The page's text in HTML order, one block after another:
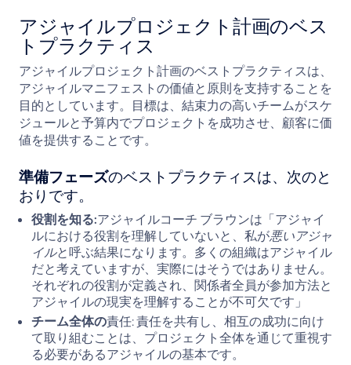
アジャイルプロジェクト計画のベス
トプラクティス
アジャイルプロジェクト計画のベストプラクティスは、
アジャイルマニフェストの価値と原則を支持することを
目的としています。目標は、結束力の高いチームがスケ
ジュールと予算内でプロジェクトを成功させ、顧客に価
値を提供することです。
準備フェーズのベストプラクティスは、次のと
おりです。
役割を知る:アジャイルコーチ ブラウンは「アジャイ
ルにおける役割を理解していないと、私が悪いアジャ
イルと呼ぶ結果になります。多くの組織はアジャイル
だと考えていますが、実際にはそうではありません。
それぞれの役割が定義され、関係者全員が参加方法と
アジャイルの現実を理解することが不可欠です」
チーム全体の責任: 責任を共有し、相互の成功に向け
て取り組むことは、プロジェクト全体を通じて重視す
る必要があるアジャイルの基本です。